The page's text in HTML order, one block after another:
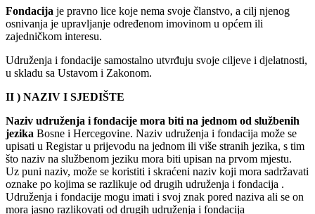
Fondacija je pravno lice koje nema svoje članstvo, a cilj njenog
osnivanja je upravljanje određenom imovinom u općem ili
zajedničkom interesu.
Udruženja i fondacije samostalno utvrđuju svoje ciljeve i djelatnosti,
u skladu sa Ustavom i Zakonom.
II ) NAZIV I SJEDIŠTE
Naziv udruženja i fondacije mora biti na jednom od službenih
jezika Bosne i Hercegovine. Naziv udruženja i fondacija može se
upisati u Registar u prijevodu na jednom ili više stranih jezika, s tim
što naziv na službenom jeziku mora biti upisan na prvom mjestu.
Uz puni naziv, može se koristiti i skraćeni naziv koji mora sadržavati
oznake po kojima se razlikuje od drugih udruženja i fondacija .
Udruženja i fondacije mogu imati i svoj znak pored naziva ali se on
mora jasno razlikovati od drugih udruženja i fondacija